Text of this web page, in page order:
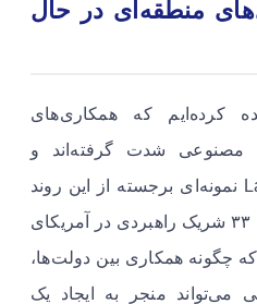
منطقه‌ای در حال
کرده‌ایم که همکاری‌های
شدت گرفته‌اند و
پروژه‌هایی مانند Latam‑GPT نمونه‌ای برجسته از این روند
است. این پروژه با مشارکت ۳۳ شریک راهبردی در آمریکای
که چگونه همکاری بین دولت‌ها،
منجر به ایجاد یک